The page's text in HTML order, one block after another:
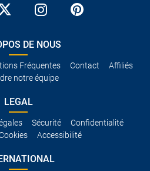
DE NOUS
Fréquentes Contact
Affiliés
notre équipe
LEGAL
Sécurité
Confidentialité
Accessibilité